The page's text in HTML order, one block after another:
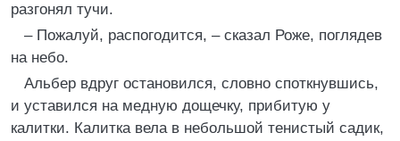
разгонял тучи.
– Пожалуй, распогодится, – сказал Роже, поглядев
на небо.
Альбер вдруг остановился, словно споткнувшись,
и уставился на медную дощечку, прибитую у
калитки. Калитка вела в небольшой тенистый садик,